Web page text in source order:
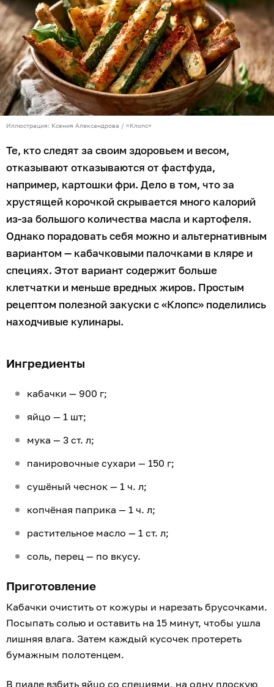
Иллюстрация: Ксения Александрова / «Клопс»
Те, кто следят за своим здоровьем и весом,
отказывают отказываются от фастфуда,
например, картошки фри. Дело в том, что за
хрустящей корочкой скрывается много калорий
из-за большого количества масла и картофеля.
Однако порадовать себя можно и альтернативным
вариантом — кабачковыми палочками в кляре и
специях. Этот вариант содержит больше
клетчатки и меньше вредных жиров. Простым
рецептом полезной закуски с «Клопс» поделились
находчивые кулинары.
Ингредиенты
кабачки — 900 г;
яйцо — 1 шт;
мука — 3 ст. л;
панировочные сухари — 150 г;
сушёный чеснок — 1 ч. л;
копчёная паприка — 1 ч. л;
растительное масло — 1 ст. л;
соль, перец — по вкусу.
Приготовление
Кабачки очистить от кожуры и нарезать брусочками.
Посыпать солью и оставить на 15 минут, чтобы ушла
лишняя влага. Затем каждый кусочек протереть
бумажным полотенцем.
В пиале взбить яйцо со специями, на одну плоскую